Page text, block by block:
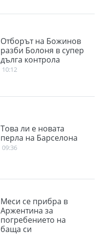
Отборът на Божинов
разби Болоня в супер
дълга контрола
10:12
Това ли е новата
перла на Барселона
09:36
Меси се прибра в
Аржентина за
погребението на
баща си